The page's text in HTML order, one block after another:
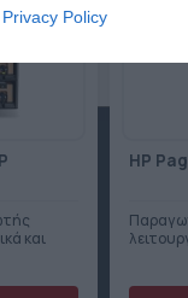
Privacy Policy
και
HP